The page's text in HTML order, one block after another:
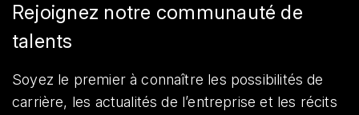
Rejoignez notre communauté de
talents
Soyez le premier à connaître les possibilités de
carrière, les actualités de l’entreprise et les récits